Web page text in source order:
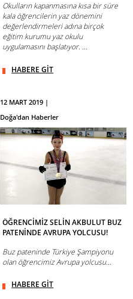
Okulların kapanmasına kısa bir süre
kala öğrencilerin yaz dönemini
değerlendirmeleri adına birçok
eğitim kurumu yaz okulu
uygulamasını başlatıyor. ...
HABERE GİT
12 MART 2019 |
Doğa'dan Haberler
ÖĞRENCİMİZ SELİN AKBULUT BUZ
PATENİNDE AVRUPA YOLCUSU!
Buz pateninde Türkiye Şampiyonu
olan öğrencimiz Avrupa yolcusu...
HABERE GİT